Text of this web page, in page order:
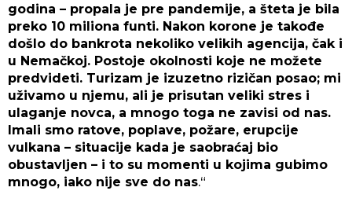
godina – propala je pre pandemije, a šteta je bila
preko 10 miliona funti. Nakon korone je takođe
došlo do bankrota nekoliko velikih agencija, čak i
u Nemačkoj. Postoje okolnosti koje ne možete
predvideti. Turizam je izuzetno rizičan posao; mi
uživamo u njemu, ali je prisutan veliki stres i
ulaganje novca, a mnogo toga ne zavisi od nas.
Imali smo ratove, poplave, požare, erupcije
vulkana – situacije kada je saobraćaj bio
obustavljen – i to su momenti u kojima gubimo
mnogo, iako nije sve do nas.“